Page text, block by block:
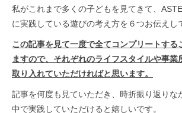
私がこれまで多くの子どもを見てきて、
に実践している遊びの考え方を６つお伝えし
この記事を見て一度で全てコンプリートする
ますので、それぞれのライフスタイルや事業
取り入れていただければと思います。
記事を何度も見ていただき、時折振り返りな
中で実践していただけると嬉しいです。